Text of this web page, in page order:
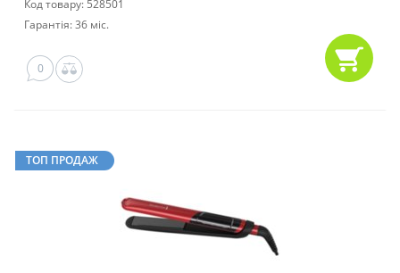
Код товару: 528501
Гарантія: 36 міс.
0
ТОП ПРОДАЖ